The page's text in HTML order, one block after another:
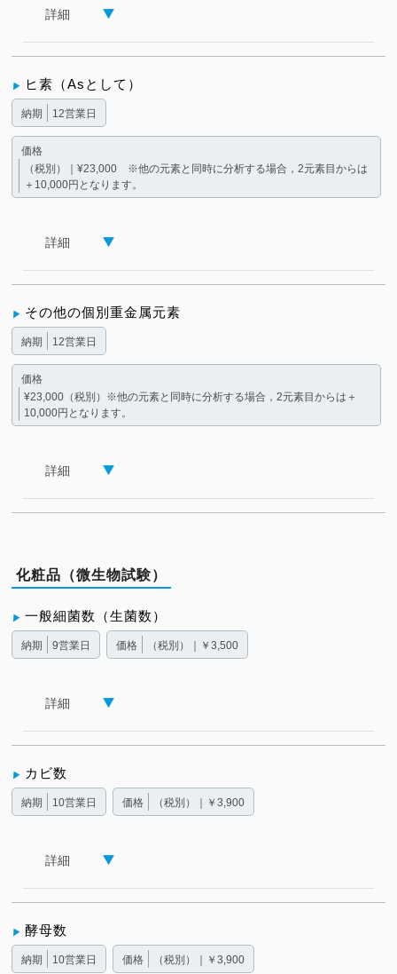
詳細
ヒ素（Asとして）
納期 12営業日
価格
（税別）｜¥23,000 ※他の元素と同時に分析する場合，2元素目からは
＋10,000円となります。
詳細
その他の個別重金属元素
納期 12営業日
価格
¥23,000（税別）※他の元素と同時に分析する場合，2元素目からは＋
10,000円となります。
詳細
化粧品（微生物試験）
一般細菌数（生菌数）
納期 9営業日 価格 （税別）｜￥3,500
詳細
カビ数
納期 10営業日 価格 （税別）｜￥3,900
詳細
酵母数
納期 10営業日 価格 （税別）｜￥3,900